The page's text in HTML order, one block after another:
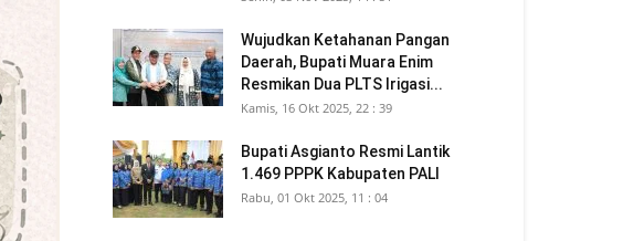
Wujudkan Ketahanan Pangan
Daerah, Bupati Muara Enim
Resmikan Dua PLTS Irigasi...
Kamis, 16 Okt 2025, 22 : 39
Bupati Asgianto Resmi Lantik
1.469 PPPK Kabupaten PALI
Rabu, 01 Okt 2025, 11 : 04